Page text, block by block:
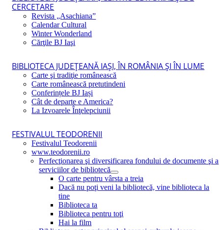
CERCETARE
Revista „Asachiana”
Calendar Cultural
Winter Wonderland
Cărţile BJ Iaşi
BIBLIOTECA JUDEŢEANĂ IAŞI, ÎN ROMÂNIA ŞI ÎN LUME
Carte şi tradiţie românească
Carte românească pretutindeni
Conferințele BJ Iași
Cât de departe e America?
La Izvoarele Înţelepciunii
FESTIVALUL TEODORENII
Festivalul Teodorenii
www.teodorenii.ro
Perfecţionarea şi diversificarea fondului de documente şi a
serviciilor de bibliotecă
O carte pentru vârsta a treia
Dacă nu poţi veni la bibliotecă, vine biblioteca la
tine
Biblioteca ta
Biblioteca pentru toţi
Hai la film